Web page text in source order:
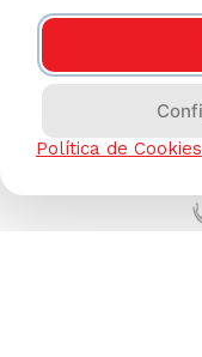
Política de Cookies